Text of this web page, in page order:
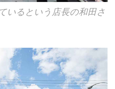
いるという店長の和田さ